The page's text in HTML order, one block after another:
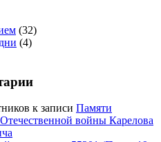
(32)
(4)
к записи Памяти
войны Карелова